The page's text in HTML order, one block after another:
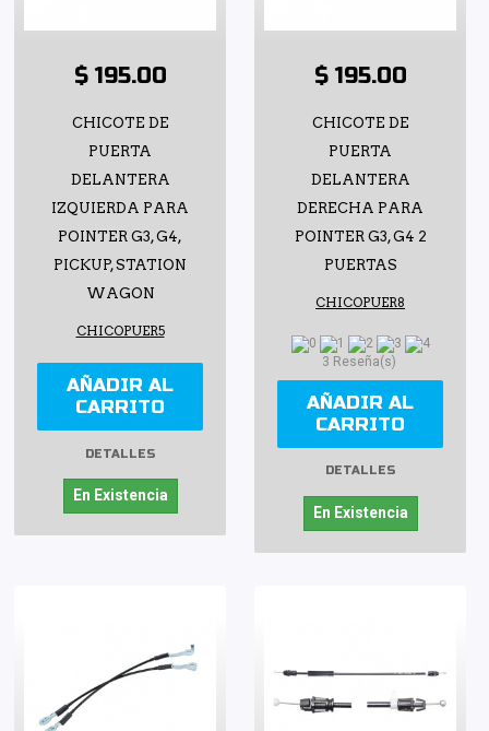
$ 195.00
CHICOTE DE
PUERTA
DELANTERA
IZQUIERDA PARA
POINTER G3, G4,
PICKUP, STATION
WAGON
CHICOPUER5
AÑADIR AL
CARRITO
DETALLES
En Existencia
$ 195.00
CHICOTE DE
PUERTA
DELANTERA
DERECHA PARA
POINTER G3, G4 2
PUERTAS
CHICOPUER8
3 Reseña(s)
AÑADIR AL
CARRITO
DETALLES
En Existencia